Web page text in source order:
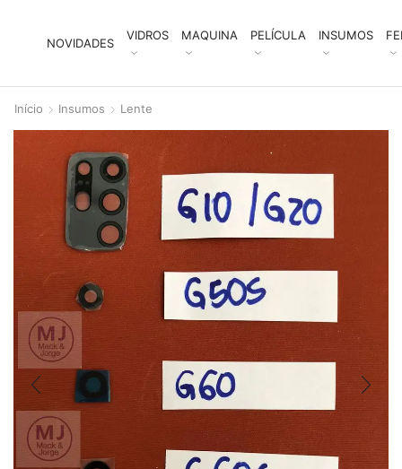
NOVIDADES
VIDROS MAQUINA PELÍCULA INSUMOS
Início Insumos Lente